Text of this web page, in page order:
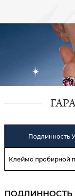
Подлинность
Клеймо пробирной
ПОДЛИННОСТЬ